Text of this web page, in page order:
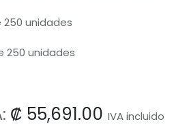
unidades
250 unidades
₡ 55,691.00 IVA incluido